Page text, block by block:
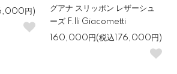
円)
グアナ スリッポン レザーシュ
ーズ F.lli Giacometti
160,000円(税込176,000円)